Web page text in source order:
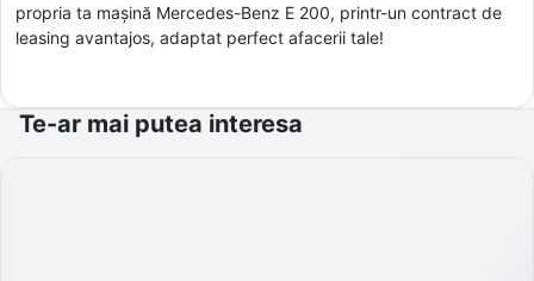
propria ta mașină Mercedes-Benz E 200, printr-un contract de
leasing avantajos, adaptat perfect afacerii tale!
Te-ar mai putea interesa